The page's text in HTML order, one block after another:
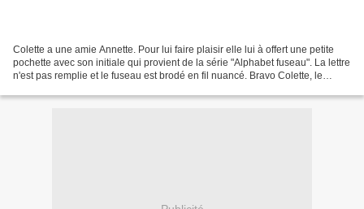
Colette a une amie Annette. Pour lui faire plaisir elle lui à offert une petite
pochette avec son initiale qui provient de la série "Alphabet fuseau". La lettre
n'est pas remplie et le fuseau est brodé en fil nuancé. Bravo Colette, le